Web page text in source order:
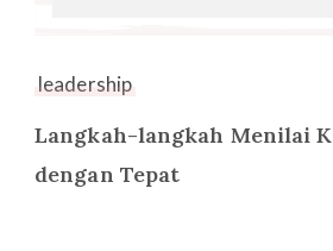
leadership
Langkah-langkah Menilai
dengan Tepat